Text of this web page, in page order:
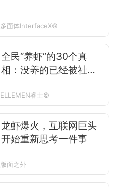
多面体InterfaceX©
全民“养虾”的30个真
相：没养的已经被社交
ELLEMEN睿士©
龙虾爆火，互联网巨头
开始重新思考一件事
版面之外